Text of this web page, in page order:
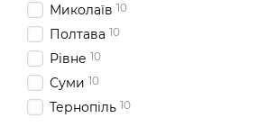
Миколаїв 10
Полтава 10
Рівне 10
Суми 10
Тернопіль 10